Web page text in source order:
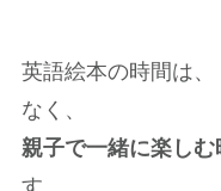
英語絵本の時間は
なく、
親子で一緒に楽しむ